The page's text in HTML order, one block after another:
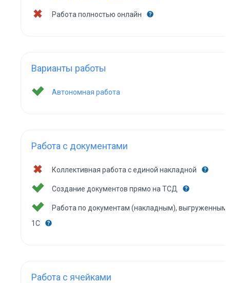
Работа полностью онлайн
Варианты работы
Автономная работа
Работа с документами
Коллективная работа с единой накладной
Создание документов прямо на ТСД
Работа по документам (накладным), выгруженным
1С
Работа с ячейками